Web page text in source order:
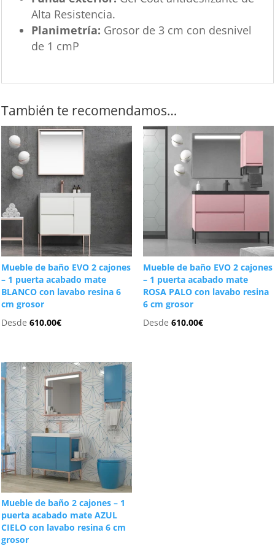
Alta Resistencia.
Planimetría: Grosor de 3 cm con desnivel
de 1 cmP
También te recomendamos…
Mueble de baño EVO 2 cajones
– 1 puerta acabado mate
BLANCO con lavabo resina 6
cm grosor
Desde610.00€
Mueble de baño EVO 2 cajones
– 1 puerta acabado mate
ROSA PALO con lavabo resina
6 cm grosor
Desde 610.00€
Mueble de baño 2 cajones – 1
puerta acabado mate AZUL
CIELO con lavabo resina 6 cm
grosor